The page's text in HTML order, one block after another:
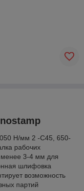
Н/мм 2 -С45, 650-
рабочих
менее 3-4 мм для
шлифовка
возможность
партий